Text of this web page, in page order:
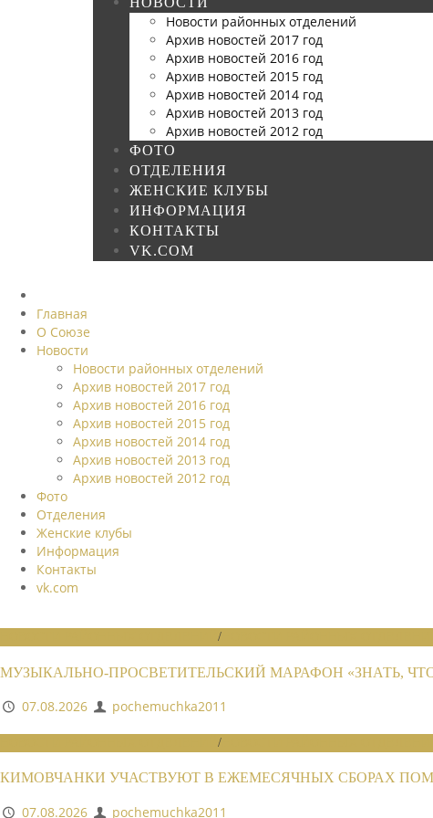
Новости районных отделений
Архив новостей 2017 год
Архив новостей 2016 год
Архив новостей 2015 год
Архив новостей 2014 год
Архив новостей 2013 год
Архив новостей 2012 год
ФОТО
ОТДЕЛЕНИЯ
ЖЕНСКИЕ КЛУБЫ
ИНФОРМАЦИЯ
КОНТАКТЫ
VK.COM
Главная
О Союзе
Новости
Новости районных отделений
Архив новостей 2017 год
Архив новостей 2016 год
Архив новостей 2015 год
Архив новостей 2014 год
Архив новостей 2013 год
Архив новостей 2012 год
Фото
Отделения
Женские клубы
Информация
Контакты
vk.com
/
МУЗЫКАЛЬНО-ПРОСВЕТИТЕЛЬСКИЙ МАРАФОН «ЗНАТЬ,
07.08.2026
pochemuchka2011
/
КИМОВЧАНКИ УЧАСТВУЮТ В ЕЖЕМЕСЯЧНЫХ СБОРАХ
07.08.2026
pochemuchka2011